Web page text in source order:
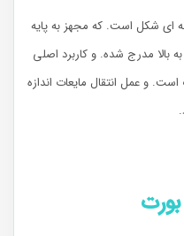
ای شکل است. که مجهز به پایه
بالا مدرج شده. و کاربرد اصلی
و عمل انتقال مایعات اندازه